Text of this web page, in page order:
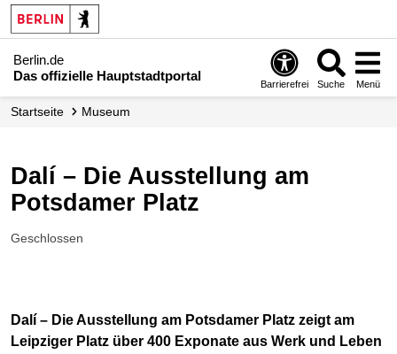
Berlin.de
Das offizielle Hauptstadtportal
Barrierefrei Suche Menü
Startseite Museum
Dalí – Die Ausstellung am
Potsdamer Platz
Geschlossen
Dalí – Die Ausstellung am Potsdamer Platz zeigt am
Leipziger Platz über 400 Exponate aus Werk und Leben